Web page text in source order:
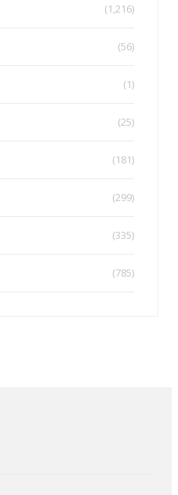
(1,216)
(56)
(1)
(25)
(181)
(299)
(335)
(785)